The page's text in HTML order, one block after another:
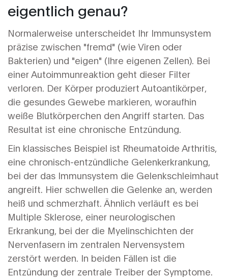
eigentlich genau?
Normalerweise unterscheidet Ihr Immunsystem
präzise zwischen "fremd" (wie Viren oder
Bakterien) und "eigen" (Ihre eigenen Zellen). Bei
einer Autoimmunreaktion geht dieser Filter
verloren. Der Körper produziert Autoantikörper,
die gesundes Gewebe markieren, woraufhin
weiße Blutkörperchen den Angriff starten. Das
Resultat ist eine chronische Entzündung.
Ein klassisches Beispiel ist Rheumatoide Arthritis,
eine chronisch-entzündliche Gelenkerkrankung,
bei der das Immunsystem die Gelenkschleimhaut
angreift. Hier schwellen die Gelenke an, werden
heiß und schmerzhaft. Ähnlich verläuft es bei
Multiple Sklerose, einer neurologischen
Erkrankung, bei der die Myelinschichten der
Nervenfasern im zentralen Nervensystem
zerstört werden. In beiden Fällen ist die
Entzündung der zentrale Treiber der Symptome.